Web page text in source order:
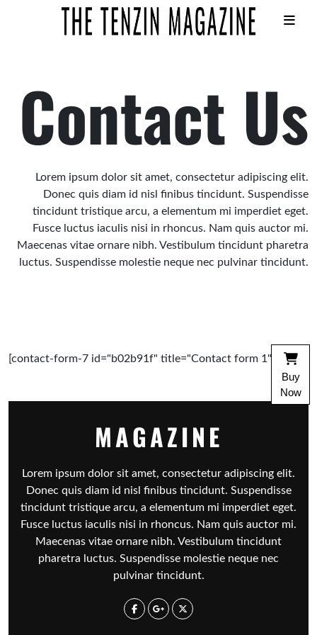
Contact Us
Lorem ipsum dolor sit amet, consectetur adipiscing elit.
Donec quis diam id nisl finibus tincidunt. Suspendisse
tincidunt tristique arcu, a elementum mi imperdiet eget.
Fusce luctus iaculis nisi in rhoncus. Nam quis auctor mi.
Maecenas vitae ornare nibh. Vestibulum tincidunt pharetra
luctus. Suspendisse molestie neque nec pulvinar tincidunt.
[contact-form-7 id="b02b91f" title="Contact form 1"]
MAGAZINE
Lorem ipsum dolor sit amet, consectetur adipiscing elit.
Donec quis diam id nisl finibus tincidunt. Suspendisse
tincidunt tristique arcu, a elementum mi imperdiet eget.
Fusce luctus iaculis nisi in rhoncus. Nam quis auctor mi.
Maecenas vitae ornare nibh. Vestibulum tincidunt
pharetra luctus. Suspendisse molestie neque nec
pulvinar tincidunt.
Buy
Now